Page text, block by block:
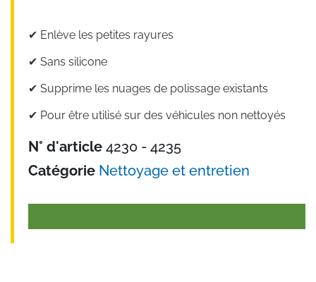
✔︎ Enlève les petites rayures
✔︎ Sans silicone
✔︎ Supprime les nuages de polissage existants
✔︎ Pour être utilisé sur des véhicules non nettoyés
N° d'article 4230 - 4235
Catégorie Nettoyage et entretien